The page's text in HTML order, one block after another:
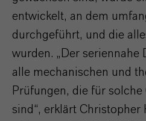
entwickelt, an dem
durchgeführt, und die
wurden. „Der seriennahe
alle mechanischen und
Prüfungen, die für solche
sind“, erklärt Christopher